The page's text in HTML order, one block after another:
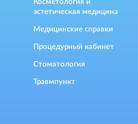
Косметология и
эстетическая медицина
Медицинские справки
Процедурный кабинет
Стоматология
Травмпункт